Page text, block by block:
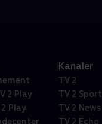
2 Play
Play
Kanaler
TV 2
TV 2 Sport
TV 2 News
TV 2 Echo